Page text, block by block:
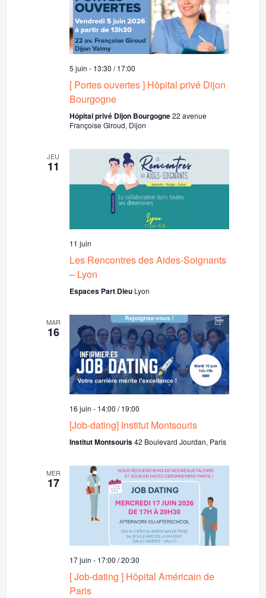
5 juin - 13:30 /17:00
[ Portes ouvertes ] Hôpital privé Dijon
Bourgogne
Hôpital privé Dijon Bourgogne22 avenue
Françoise Giroud, Dijon
JEU
11
11 juin
Les Rencontres des Aides-Soignants
– Lyon
Espaces Part Dieu Lyon
MAR
16
16 juin - 14:00 /19:00
[Job-dating] Institut Montsouris
Institut Montsouris42 Boulevard Jourdan, Paris
MER
17
17 juin - 17:00 /20:30
[ Job-dating ] Hôpital Américain de
Paris